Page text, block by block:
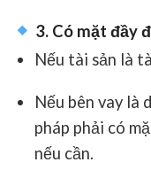
3. Có mặt đầy
Nếu tài sản là
Nếu bên vay là
pháp phải có
nếu cần.